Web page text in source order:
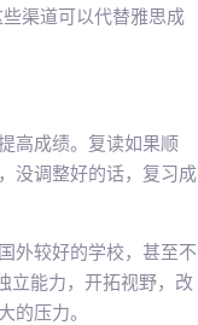
渠道可以代替雅思成
高成绩。复读如果顺
没调整好的话，复习成
外较好的学校，甚至不
立能力，开拓视野，改
的压力。